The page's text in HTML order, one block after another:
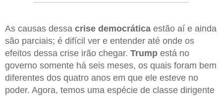
As causas dessa crise democrática estão aí e ainda
são parciais; é difícil ver e entender até onde os
efeitos dessa crise irão chegar. Trump está no
governo somente há seis meses, os quais foram bem
diferentes dos quatro anos em que ele esteve no
poder. Agora, temos uma espécie de classe dirigente